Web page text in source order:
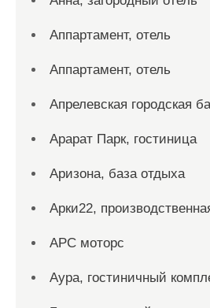
Аппартамент, отель
Аппартамент, отель
Апрелевская городская
Арарат Парк, гостиница
Аризона, база отдыха
Арки22,
АРС моторс
Аура, гостиничный